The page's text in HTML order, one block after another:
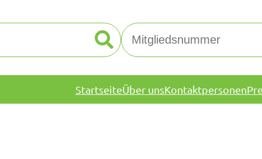
StartseiteÜber unsKontaktpersonen